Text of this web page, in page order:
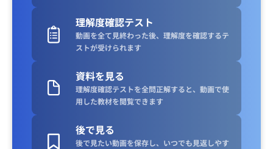
理解度確認テスト
動画を全て見終わった後、理解度を確認するテ
ストが受けられます
資料を見る
理解度確認テストを全問正解すると、動画で使
用した教材を閲覧できます
後で見る
後で見たい動画を保存し、いつでも見返しやす